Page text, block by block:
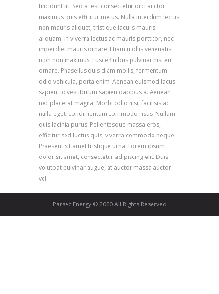
tincidunt ut. Sed at est consectetur orci auctor
maximus quis efficitur metus. Nulla interdum lectus
non mauris aliquet, tristique iaculis mauris
aliquam. In viverra lectus ac mauris porttitor, nec
imperdiet mauris ornare. Etiam mollis venenatis
nibh non maximus. Fusce finibus pulvinar nisi eu
ornare. Phasellus quis diam mollis, fermentum
odio vehicula, porta enim. Aenean euismod lacus
sapien, id vestibulum sapien dapibus a. Aenean
nec placerat magna. Morbi odio nisi, facilisis ac
nulla eget, condimentum commodo risus. Nullam
quis lacinia purus. Pellentesque massa eros,
efficitur sed luctus quis, viverra commodo neque.
Praesent sit amet tristique urna. Lorem ipsum
dolor sit amet, consectetur adipiscing elit. Duis
volutpat pulvinar augue, at auctor massa auctor
vel.
Parsec Energy © 2020 All Rights Reserved